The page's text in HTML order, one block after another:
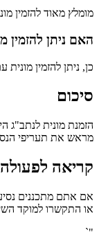
מומלץ מאוד להזמין
האם ניתן להזמין
כן, ניתן להזמין
סיכום
הזמנת מונית לנתב"ג
מראש את תעריפי
קריאה לפעולה
אם אתם מתכננים
או התקשרו למוקד
"`